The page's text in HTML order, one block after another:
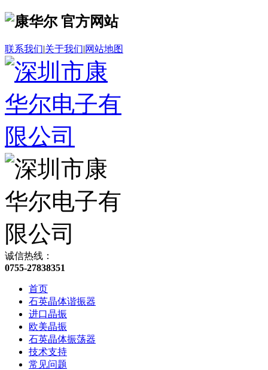
联系我们|关于我们|网站地图
诚信热线：
0755-27838351
首页
石英晶体谐振器
进口晶振
欧美晶振
石英晶体振荡器
技术支持
常见问题